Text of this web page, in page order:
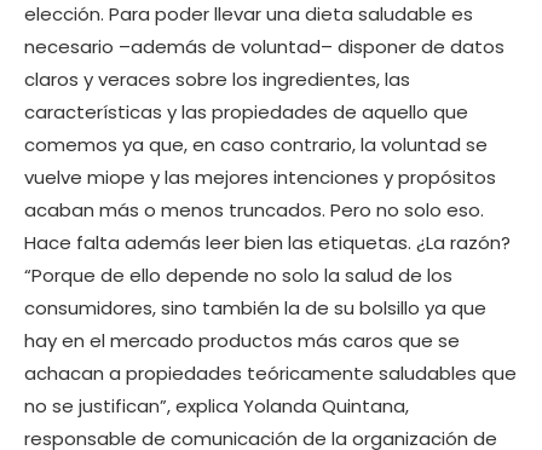
elección. Para poder llevar una dieta saludable es
necesario –además de voluntad– disponer de datos
claros y veraces sobre los ingredientes, las
características y las propiedades de aquello que
comemos ya que, en caso contrario, la voluntad se
vuelve miope y las mejores intenciones y propósitos
acaban más o menos truncados. Pero no solo eso.
Hace falta además leer bien las etiquetas. ¿La razón?
“Porque de ello depende no solo la salud de los
consumidores, sino también la de su bolsillo ya que
hay en el mercado productos más caros que se
achacan a propiedades teóricamente saludables que
no se justifican”, explica Yolanda Quintana,
responsable de comunicación de la organización de